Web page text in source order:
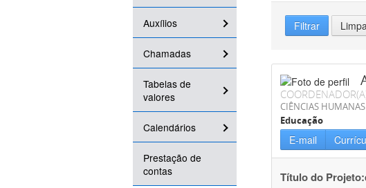
Auxílios
Chamadas
Tabelas de
valores
Calendários
Prestação de
contas
Filtrar
CIÊNCIAS HUMANAS
Educação
E-mail
Título do Projeto: